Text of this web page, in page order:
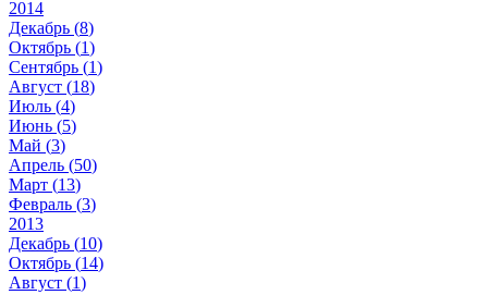
2014
Декабрь (8)
Октябрь (1)
Сентябрь (1)
Август (18)
Июль (4)
Июнь (5)
Май (3)
Апрель (50)
Март (13)
Февраль (3)
2013
Декабрь (10)
Октябрь (14)
Август (1)